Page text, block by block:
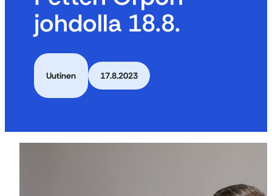
johdolla 18.8.
Uutinen 17.8.2023